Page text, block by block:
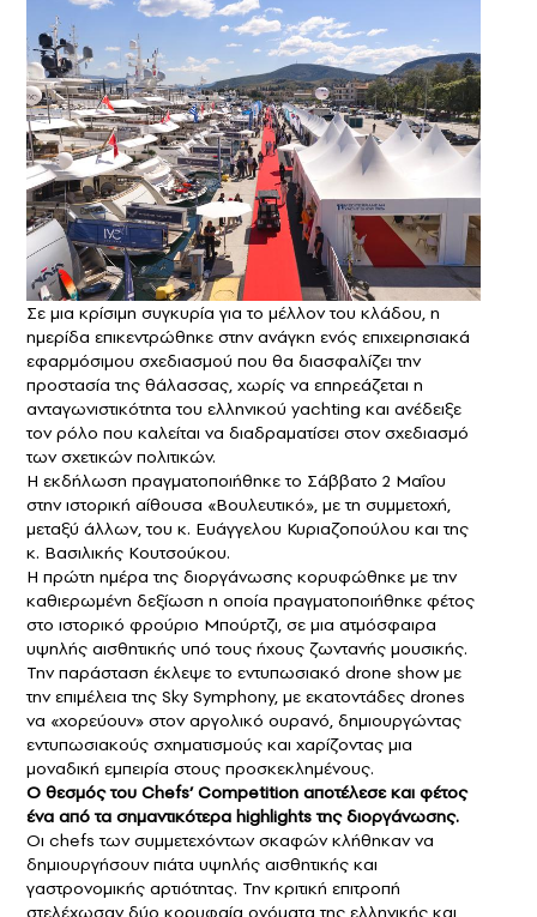
Σε μια κρίσιμη συγκυρία για το μέλλον του κλάδου, η
ημερίδα επικεντρώθηκε στην ανάγκη ενός επιχειρησιακά
εφαρμόσιμου σχεδιασμού που θα διασφαλίζει την
προστασία της θάλασσας, χωρίς να επηρεάζεται η
ανταγωνιστικότητα του ελληνικού yachting και ανέδειξε
τον ρόλο που καλείται να διαδραματίσει στον σχεδιασμό
των σχετικών πολιτικών.
Η εκδήλωση πραγματοποιήθηκε το Σάββατο 2 Μαΐου
στην ιστορική αίθουσα «Βουλευτικό», με τη συμμετοχή,
μεταξύ άλλων, του κ. Ευάγγελου Κυριαζοπούλου και της
κ. Βασιλικής Κουτσούκου.
Η πρώτη ημέρα της διοργάνωσης κορυφώθηκε με την
καθιερωμένη δεξίωση η οποία πραγματοποιήθηκε φέτος
στο ιστορικό φρούριο Μπούρτζι, σε μια ατμόσφαιρα
υψηλής αισθητικής υπό τους ήχους ζωντανής μουσικής.
Την παράσταση έκλεψε το εντυπωσιακό drone show με
την επιμέλεια της Sky Symphony, με εκατοντάδες drones
να «χορεύουν» στον αργολικό ουρανό, δημιουργώντας
εντυπωσιακούς σχηματισμούς και χαρίζοντας μια
μοναδική εμπειρία στους προσκεκλημένους.
Ο θεσμός του Chefs’ Competition αποτέλεσε και φέτος
ένα από τα σημαντικότερα highlights της διοργάνωσης.
Οι chefs των συμμετεχόντων σκαφών κλήθηκαν να
δημιουργήσουν πιάτα υψηλής αισθητικής και
γαστρονομικής αρτιότητας. Την κριτική επιτροπή